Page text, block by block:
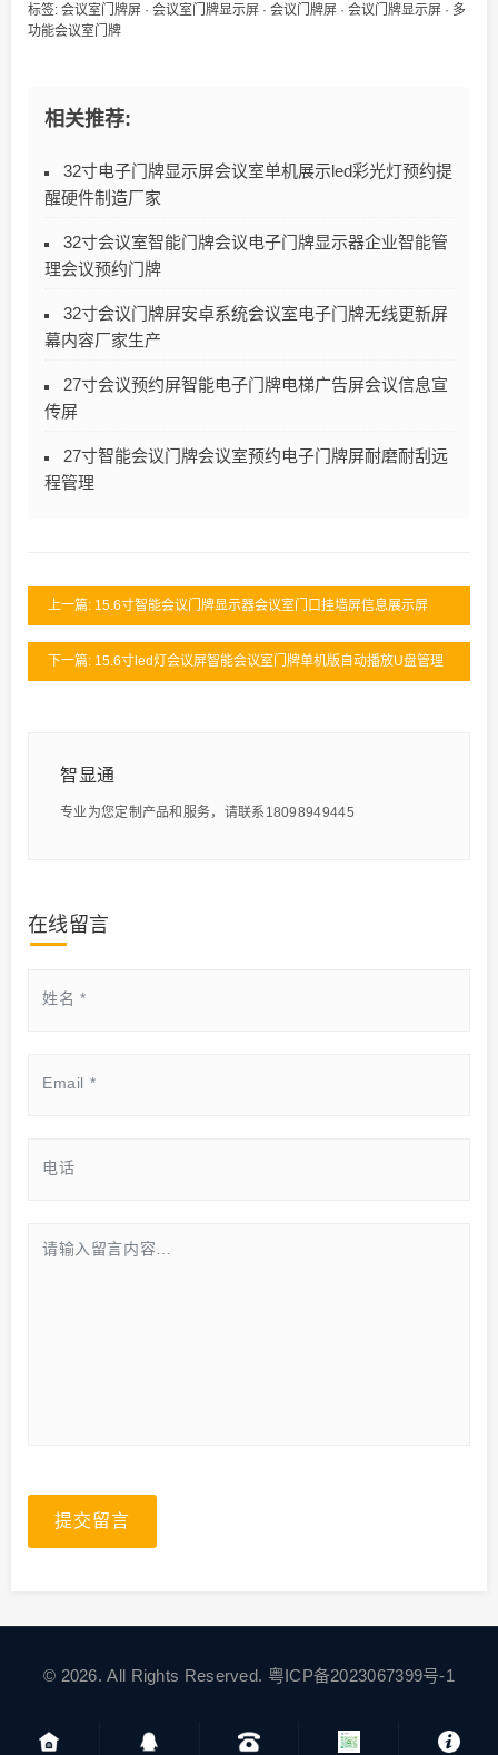
标签: 会议室门牌屏 · 会议室门牌显示屏 · 会议门牌屏 · 会议门牌显示屏 · 多
功能会议室门牌
相关推荐:
32寸电子门牌显示屏会议室单机展示led彩光灯预约提
醒硬件制造厂家
32寸会议室智能门牌会议电子门牌显示器企业智能管
理会议预约门牌
32寸会议门牌屏安卓系统会议室电子门牌无线更新屏
幕内容厂家生产
27寸会议预约屏智能电子门牌电梯广告屏会议信息宣
传屏
27寸智能会议门牌会议室预约电子门牌屏耐磨耐刮远
程管理
上一篇: 15.6寸智能会议门牌显示器会议室门口挂墙屏信息展示屏
下一篇: 15.6寸led灯会议屏智能会议室门牌单机版自动播放U盘管理
智显通
专业为您定制产品和服务，请联系18098949445
在线留言
提交留言
© 2026. All Rights Reserved. 粤ICP备2023067399号-1